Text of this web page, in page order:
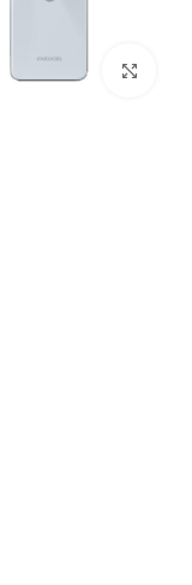
بزرگنمایی تصویر